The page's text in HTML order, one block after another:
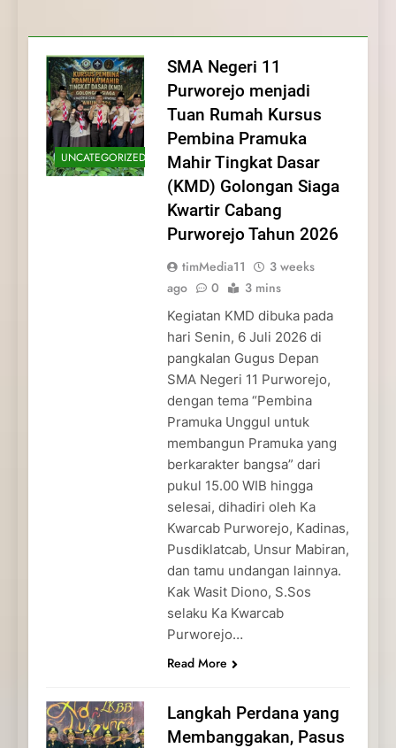
dan Pengabdian Generasi
Pramuka
Pramuka
Kepedulian
UNCATEGORIZED
SMA Negeri 11
Purworejo menjadi
Tuan Rumah Kursus
Pembina Pramuka
Mahir Tingkat Dasar
(KMD) Golongan Siaga
Kwartir Cabang
Purworejo Tahun 2026
timMedia11
3 weeks
ago
0 3 mins
Kegiatan KMD dibuka pada
hari Senin, 6 Juli 2026 di
pangkalan Gugus Depan
SMA Negeri 11 Purworejo,
dengan tema “Pembina
Pramuka Unggul untuk
membangun Pramuka yang
berkarakter bangsa” dari
pukul 15.00 WIB hingga
selesai, dihadiri oleh Ka
Kwarcab Purworejo, Kadinas,
Pusdiklatcab, Unsur Mabiran,
dan tamu undangan lainnya.
Kak Wasit Diono, S.Sos
selaku Ka Kwarcab
Purworejo…
Read More
Langkah Perdana yang
Membanggakan, Pasus